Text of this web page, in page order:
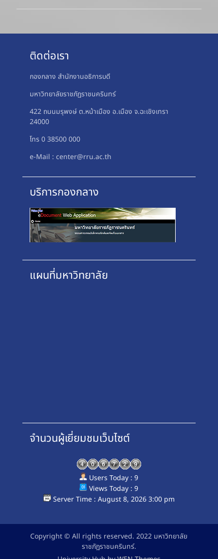
ติดต่อเรา
กองกลาง สำนักงานอธิการบดี
มหาวิทยาลัยราชภัฏราชนครินทร์
422 ถนนมรุพงษ์ ต.หน้าเมือง อ.เมือง จ.ฉะเชิงเทรา
24000
โทร 0 38500 000
e-Mail : center@rru.ac.th
บริการกองกลาง
แผนที่มหาวิทยาลัย
จำนวนผู้เยี่ยมชมเว็บไซต์
Users Today : 9
Views Today : 9
Server Time : August 8, 2026 3:00 pm
Copyright © All rights reserved. 2022 มหาวิทยาลัย
ราชภัฏราชนครินทร์.